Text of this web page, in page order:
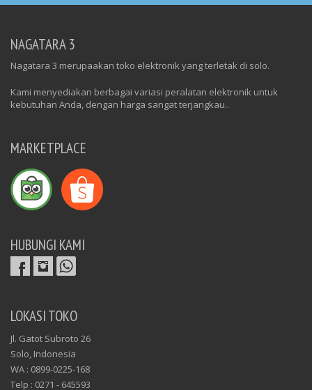
NAGATARA 3
Nagatara 3 merupaakan toko elektronik yang terletak di solo.
Kami menyediakan berbagai variasi peralatan elektronik untuk
kebutuhan Anda, dengan harga sangat terjangkau..
MARKETPLACE
HUBUNGI KAMI
LOKASI TOKO
Jl. Gatot Subroto 26
Solo, Indonesia
WA : 0899-0225-168
Telp : 0271 - 645593